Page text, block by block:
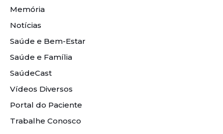
Memória
Notícias
Saúde e Bem-Estar
Saúde e Família
SaúdeCast
Vídeos Diversos
Portal do Paciente
Trabalhe Conosco